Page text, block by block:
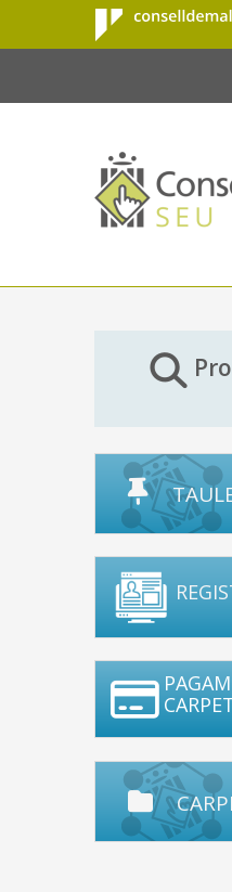
Salta al contingut principal
Consell
Mallorca